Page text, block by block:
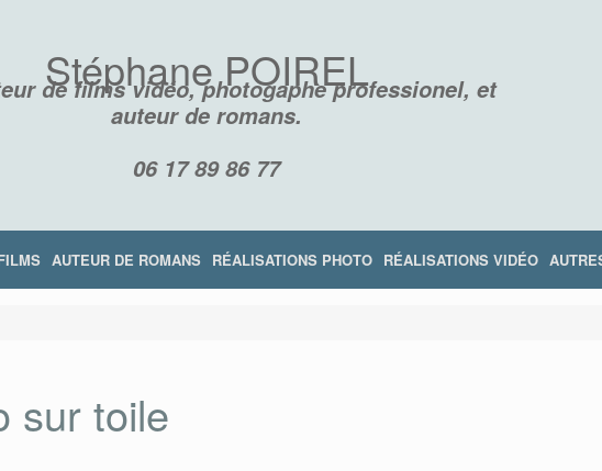
Stéphane POIREL
de films vidéo, photogaphe professionel, et
auteur de romans.
06 17 89 86 77
AUTEUR DE ROMANS RÉALISATIONS PHOTO RÉALISATIONS VIDÉO
sur toile